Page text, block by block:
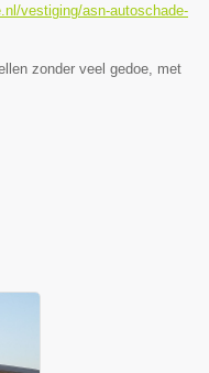
vestiging/asn-autoschade-
zonder veel gedoe, met